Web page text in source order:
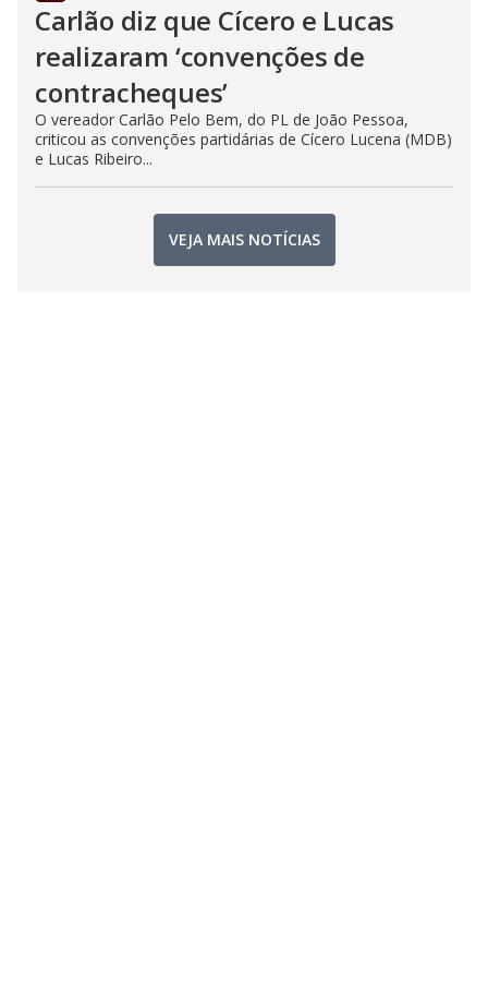
Carlão diz que Cícero e Lucas
realizaram ‘convenções de
contracheques’
O vereador Carlão Pelo Bem, do PL de João Pessoa,
criticou as convenções partidárias de Cícero Lucena (MDB)
e Lucas Ribeiro...
VEJA MAIS NOTÍCIAS